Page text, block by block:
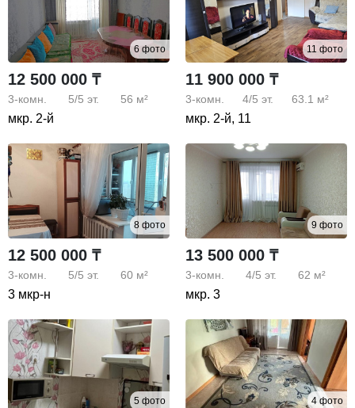
6 фото
12 500 000 ₸
3-комн. 5/5 эт. 56 м²
мкр. 2-й
11 фото
11 900 000 ₸
3-комн. 4/5 эт. 63.1 м²
мкр. 2-й, 11
8 фото
12 500 000 ₸
3-комн. 5/5 эт. 60 м²
3 мкр-н
9 фото
13 500 000 ₸
3-комн. 4/5 эт. 62 м²
мкр. 3
5 фото 4 фото